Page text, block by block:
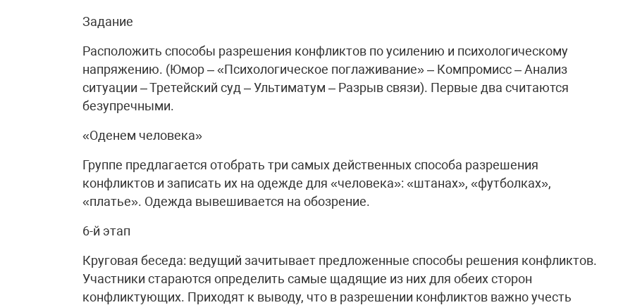
Задание
Расположить способы разрешения конфликтов по усилению и психологическому
напряжению. (Юмор – «Психологическое поглаживание» – Компромисс – Анализ
ситуации – Третейский суд – Ультиматум – Разрыв связи). Первые два считаются
безупречными.
«Оденем человека»
Группе предлагается отобрать три самых действенных способа разрешения
конфликтов и записать их на одежде для «человека»: «штанах», «футболках»,
«платье». Одежда вывешивается на обозрение.
6-й этап
Круговая беседа: ведущий зачитывает предложенные способы решения конфликтов.
Участники стараются определить самые щадящие из них для обеих сторон
конфликтующих. Приходят к выводу, что в разрешении конфликтов важно учесть